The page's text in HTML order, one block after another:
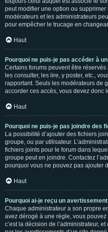
peut modifier une option ou
modérateurs et les administrateurs
pour empêcher le trucage en
Haut
Pourquoi ne puis-je pas accéder à
Certains forums peuvent être
les consulter, les lire, y poster, etc.,
rapportant. Seuls les modérateurs de
accorder ces accès, vous devez donc
Haut
Pourquoi ne puis-je pas joindre des
La possibilité d’ajouter des fichiers
groupe, ou par utilisateur.
fichiers joints pour le forum dans
groupe peut en joindre. Contactez
pourquoi vous ne pouvez pas ajouter
Haut
Pourquoi ai-je reçu un
Chaque administrateur a son propre
avez dérogé à une règle, vous
c’est la décision de l’administrateur,